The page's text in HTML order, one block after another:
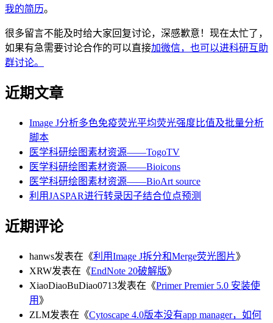
我的简历。
很多留言不能及时给大家回复讨论，深感歉意！现在太忙了，
如果有急需要讨论合作的可以直接加微信，也可以进科研互助
群讨论。
近期文章
Image J分析多色免疫荧光平均荧光强度比值及批量分析
脚本
医学科研绘图素材资源——TogoTV
医学科研绘图素材资源——Bioicons
医学科研绘图素材资源——BioArt source
利用JASPAR进行转录因子结合位点预测
近期评论
hanws发表在《利用Image J拆分和Merge荧光图片》
XRW发表在《EndNote 20破解版》
XiaoDiaoBuDiao0713发表在《Primer Premier 5.0 安装使
用 》
ZLM发表在《Cytoscape 4.0版本没有app manager，如何